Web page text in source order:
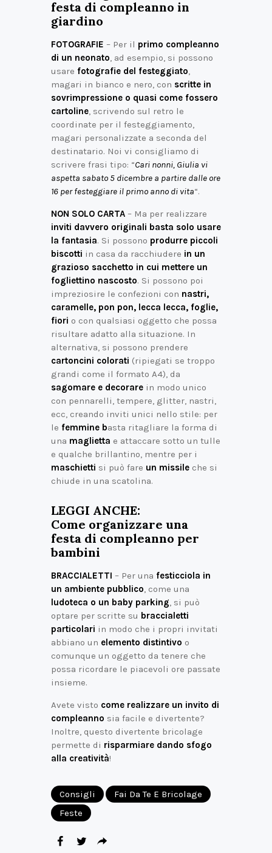
festa di compleanno in
giardino
FOTOGRAFIE – Per il primo compleanno
di un neonato, ad esempio, si possono
usare fotografie del festeggiato,
magari in bianco e nero, con scritte in
sovrimpressione o quasi come fossero
cartoline, scrivendo sul retro le
coordinate per il festeggiamento,
magari personalizzate a seconda del
destinatario. Noi vi consigliamo di
scrivere frasi tipo: “Cari nonni, Giulia vi
aspetta sabato 5 dicembre a partire dalle ore
16 per festeggiare il primo anno di vita“.
NON SOLO CARTA – Ma per realizzare
inviti davvero originali basta solo usare
la fantasia. Si possono produrre piccoli
biscotti in casa da racchiudere in un
grazioso sacchetto in cui mettere un
fogliettino nascosto. Si possono poi
impreziosire le confezioni con nastri,
caramelle, pon pon, lecca lecca, foglie,
fiori o con qualsiasi oggetto che possa
risultare adatto alla situazione. In
alternativa, si possono prendere
cartoncini colorati (ripiegati se troppo
grandi come il formato A4), da
sagomare e decorare in modo unico
con pennarelli, tempere, glitter, nastri,
ecc, creando inviti unici nello stile: per
le femmine basta ritagliare la forma di
una maglietta e attaccare sotto un tulle
e qualche brillantino, mentre per i
maschietti si può fare un missile che si
chiude in una scatolina.
LEGGI ANCHE:
Come organizzare una
festa di compleanno per
bambini
BRACCIALETTI – Per una festicciola in
un ambiente pubblico, come una
ludoteca o un baby parking, si può
optare per scritte su braccialetti
particolari in modo che i propri invitati
abbiano un elemento distintivo o
comunque un oggetto da tenere che
possa ricordare le piacevoli ore passate
insieme.
Avete visto come realizzare un invito di
compleanno sia facile e divertente?
Inoltre, questo divertente bricolage
permette di risparmiare dando sfogo
alla creatività!
Consigli
Fai Da Te E Bricolage
Feste